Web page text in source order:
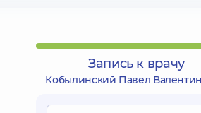
Запись к врачу
Кобылинский Павел